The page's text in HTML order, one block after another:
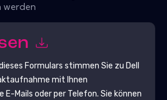
werden
Formulars stimmen Sie zu Dell
mit Ihnen
Mails oder per Telefon. Sie können